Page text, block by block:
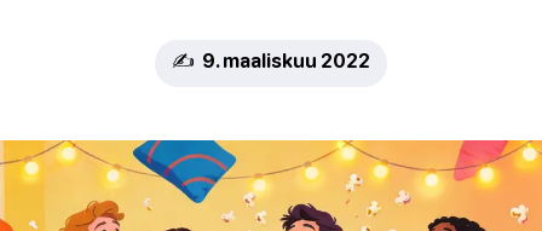
✍️ 9. maaliskuu 2022